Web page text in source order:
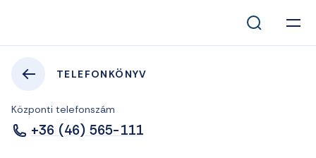
TELEFONKÖNYV
Központi telefonszám
+36 (46) 565-111